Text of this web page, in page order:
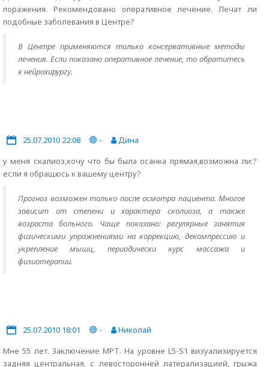
поражения. Рекомендовано оперативное лечение. Лечат ли
подобные заболевания в Центре?
В Центре применяются только консервативные методы
лечения. Если показано оперативное лечение, то обратитесь
к нейрохирургу.
25.07.2010 22:08 -
Дина
у меня скалиоз,хочу что бы была осанка прямая,возможна ли:?
если я обращюсь к вашему центру?
Прогноз возможен только после осмотра пациента. Многое
зависит от степени и характера сколиоза, а также
возраста больного. Чаще показано: регулярные занятия
физическими упражнениями на коррекцию, декомпрессию и
укрепление мышц, периодически курс массажа и
физиотерапии.
25.07.2010 18:01 -
Николай
Мне 55 лет. Заключение МРТ. На уровне L5-S1 визуализируется
задняя центральная, с левосторонней латерализацией, грыжа